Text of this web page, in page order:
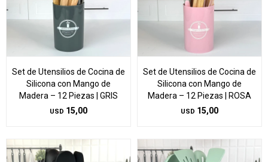
Set de Utensilios de Cocina de
Silicona con Mango de
Madera – 12 Piezas | GRIS
USD 15,00
Set de Utensilios de Cocina de
Silicona con Mango de
Madera – 12 Piezas | ROSA
USD 15,00